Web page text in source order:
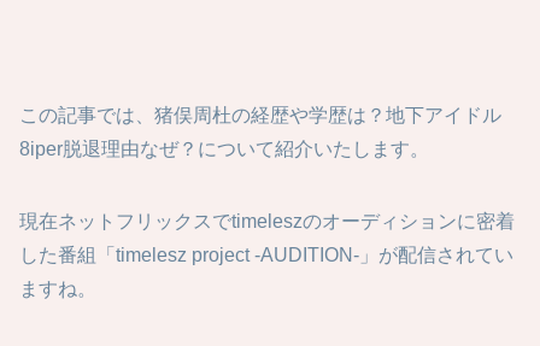
この記事では、猪俣周杜の経歴や学歴は？地下アイドル
8iper脱退理由なぜ？について紹介いたします。
現在ネットフリックスでtimeleszのオーディションに密着
した番組「timelesz project -AUDITION-」が配信されてい
ますね。